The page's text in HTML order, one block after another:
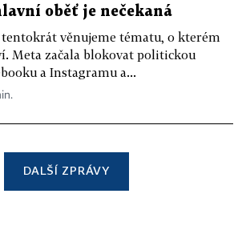
oběť je nečekaná
tentokrát věnujeme tématu, o kterém
Meta začala blokovat politickou
a Instagramu a...
DALŠÍ ZPRÁVY